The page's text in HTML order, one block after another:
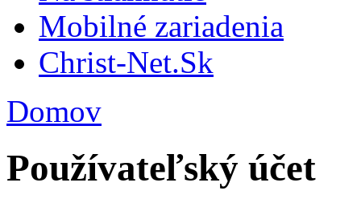
Mobilné zariadenia
Christ-Net.Sk
Domov
Používateľský účet